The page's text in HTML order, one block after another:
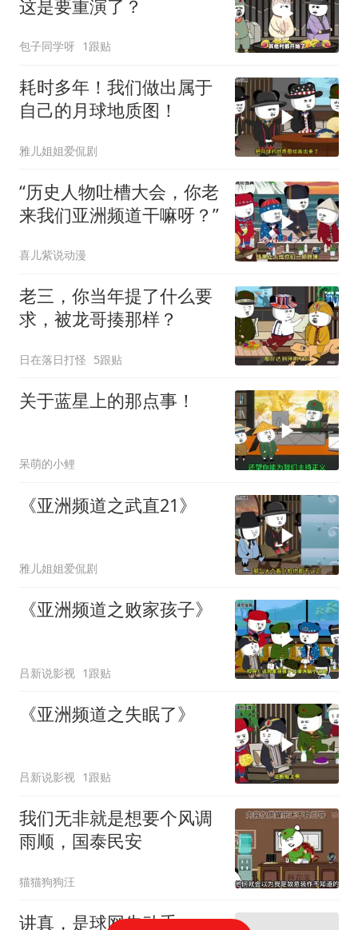
这是要重演了？
包子同学呀 1跟贴
耗时多年！我们做出属于
自己的月球地质图！
雅儿姐姐爱侃剧
“历史人物吐槽大会，你老
来我们亚洲频道干嘛呀？”
喜儿紫说动漫
老三，你当年提了什么要
求，被龙哥揍那样？
日在落日打怪 5跟贴
关于蓝星上的那点事！
呆萌的小鲤
《亚洲频道之武直21》
雅儿姐姐爱侃剧
《亚洲频道之败家孩子》
吕新说影视 1跟贴
《亚洲频道之失眠了》
吕新说影视 1跟贴
我们无非就是想要个风调
雨顺，国泰民安
猫猫狗狗汪
讲真，是球网先动手